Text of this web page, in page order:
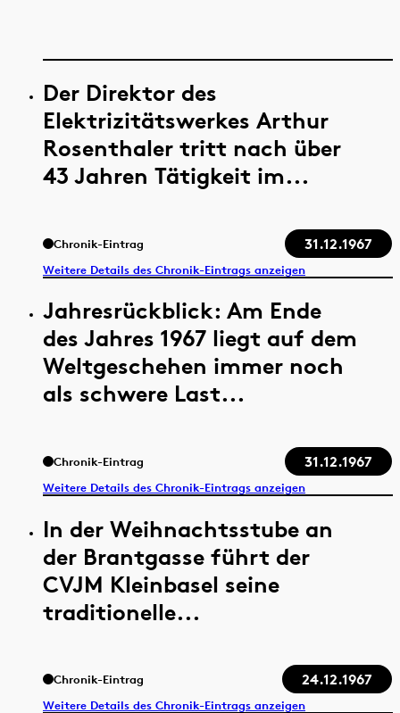
Der Direktor des
Elektrizitätswerkes Arthur
Rosenthaler tritt nach über
43 Jahren Tätigkeit im...
Chronik-Eintrag 31.12.1967
Weitere Details des Chronik-Eintrags anzeigen
Jahresrückblick: Am Ende
des Jahres 1967 liegt auf dem
Weltgeschehen immer noch
als schwere Last...
Chronik-Eintrag 31.12.1967
Weitere Details des Chronik-Eintrags anzeigen
In der Weihnachtsstube an
der Brantgasse führt der
CVJM Kleinbasel seine
traditionelle...
Chronik-Eintrag 24.12.1967
Weitere Details des Chronik-Eintrags anzeigen